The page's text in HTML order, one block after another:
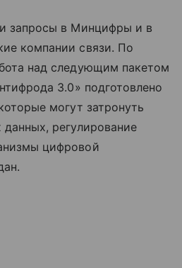
запросы в Минцифры и в
компании связи. По
над следующим пакетом
3.0» подготовлено
могут затронуть
регулирование
цифровой